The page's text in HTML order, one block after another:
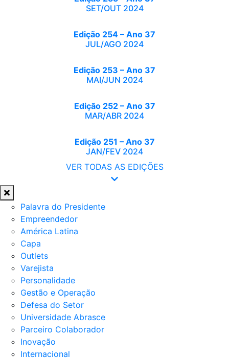
SET/OUT 2024
Edição 254 – Ano 37
JUL/AGO 2024
Edição 253 – Ano 37
MAI/JUN 2024
Edição 252 – Ano 37
MAR/ABR 2024
Edição 251 – Ano 37
JAN/FEV 2024
VER TODAS AS EDIÇÕES
Palavra do Presidente
Empreendedor
América Latina
Capa
Outlets
Varejista
Personalidade
Gestão e Operação
Defesa do Setor
Universidade Abrasce
Parceiro Colaborador
Inovação
Internacional